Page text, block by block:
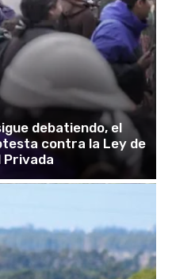
debatiendo, el
contra la Ley de
Privada